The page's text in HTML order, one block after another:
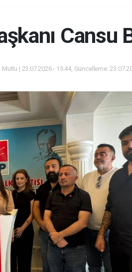
Cansu
Mutlu | 23.07.2026 - 15:44, Güncelleme: